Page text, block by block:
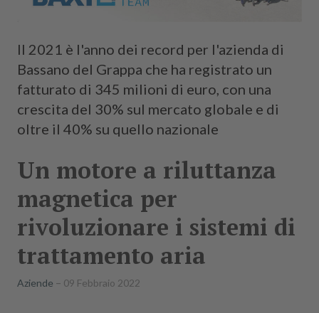
Il 2021 è l'anno dei record per l'azienda di
Bassano del Grappa che ha registrato un
fatturato di 345 milioni di euro, con una
crescita del 30% sul mercato globale e di
oltre il 40% su quello nazionale
Un motore a riluttanza
magnetica per
rivoluzionare i sistemi di
trattamento aria
Aziende 09 Febbraio 2022